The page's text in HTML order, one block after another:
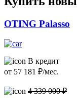
OTING Palasso
В кредит
от 57 181 ₽/мес.
4 339 000 ₽